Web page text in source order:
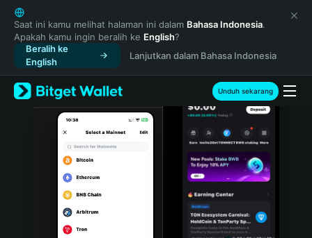
English
日本語
Tiếng Việt
Русский
Español (Latinoamérica)
Türkçe
Italiano
Português (Portugal)
Bahasa Indonesia
Saat ini kamu melihat halaman ini dalam Bahasa Indonesia.
Apakah kamu ingin beralih ke English?
Beralih ke
English
Lanjutkan dalam Bahasa Indonesia
Unduh sekarang